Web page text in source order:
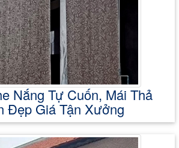
Nắng Tự Cuốn, Mái Thả
Đẹp Giá Tận Xưởng